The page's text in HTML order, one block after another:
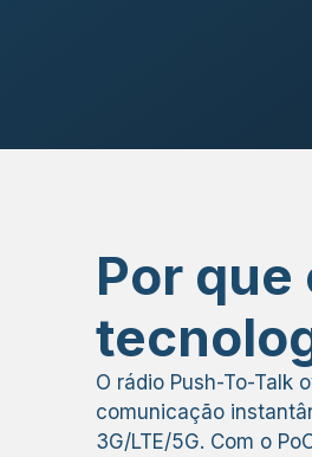
Por
O rádio Push-To-Talk
comunicação
3G/LTE/5G. Com o